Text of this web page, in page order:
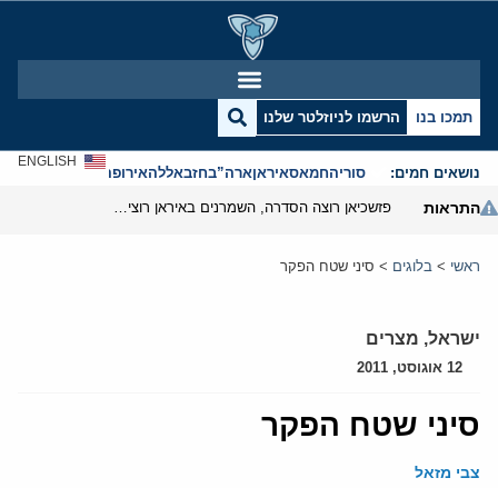
תמכו בנו הרשמו לניוזלטר שלנו
נושאים חמים: סוריהחמאסאיראןארה”בחזבאללהאירופהאנטישמיות
ENGLISH
התראות
ראשי > בלוגים > סיני שטח הפקר
ישראל, מצרים
12 אוגוסט, 2011
סיני שטח הפקר
צבי מזאל